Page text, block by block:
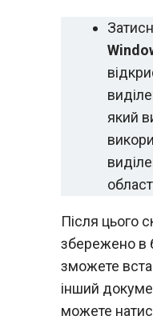
який
Після цього
збережено в
зможете
інший
можете